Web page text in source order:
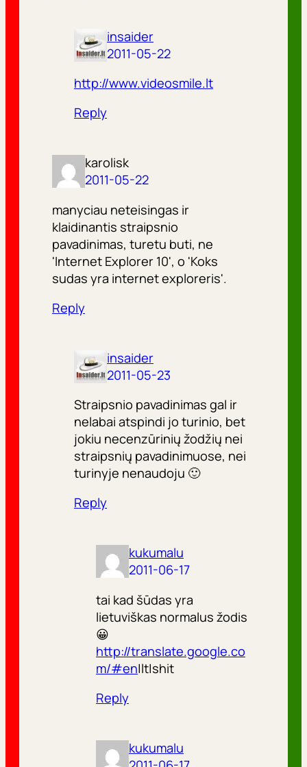
insaider
2011-05-22
http://www.videosmile.lt
Reply
karolisk
2011-05-22
manyciau neteisingas ir
klaidinantis straipsnio
pavadinimas, turetu buti, ne
'Internet Explorer 10', o 'Koks
sudas yra internet exploreris'.
Reply
insaider
2011-05-23
Straipsnio pavadinimas gal ir
nelabai atspindi jo turinio, bet
jokiu necenzūrinių žodžių nei
straipsnių pavadinimuose, nei
turinyje nenaudoju 🙂
Reply
kukumalu
2011-06-17
tai kad šūdas yra
lietuviškas normalus žodis
😀
http://translate.google.co
m/#en|lt|shit
Reply
kukumalu